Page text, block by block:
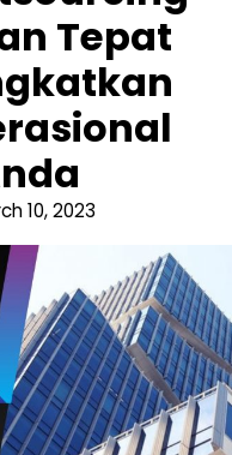
Tepat
10, 2023